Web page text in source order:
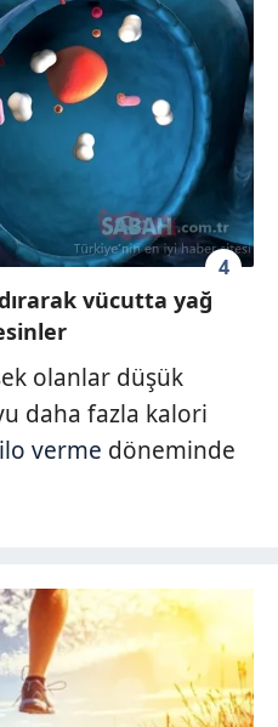
4
vücutta yağ
olanlar düşük
daha fazla kalori
verme döneminde